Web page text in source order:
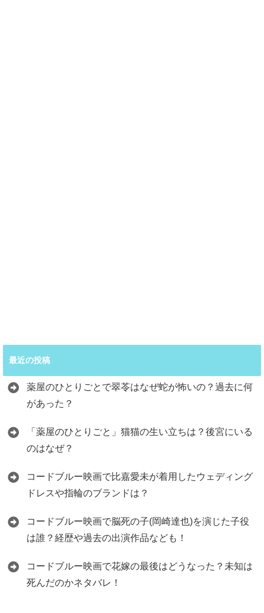
最近の投稿
薬屋のひとりごとで翠苓はなぜ蛇が怖いの？過去に何
があった？
「薬屋のひとりごと」猫猫の生い立ちは？後宮にいる
のはなぜ？
コードブルー映画で比嘉愛未が着用したウェディング
ドレスや指輪のブランドは？
コードブルー映画で脳死の子(岡崎達也)を演じた子役
は誰？経歴や過去の出演作品なども！
コードブルー映画で花嫁の最後はどうなった？未知は
死んだのかネタバレ！